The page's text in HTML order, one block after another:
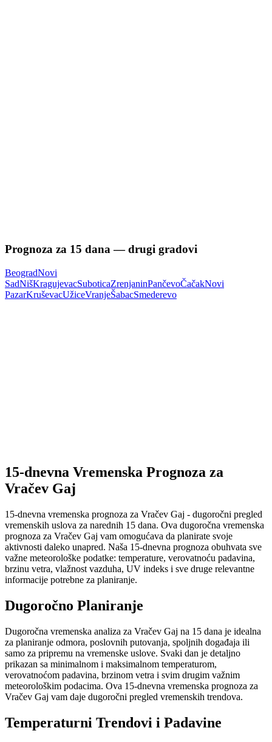
Prognoza za 15 dana — drugi gradovi
BeogradNovi
SadNišKragujevacSuboticaZrenjaninPančevoČačakNovi
PazarKruševacUžiceVranjeŠabacSmederevo
15-dnevna Vremenska Prognoza za
Vračev Gaj
15-dnevna vremenska prognoza za Vračev Gaj - dugoročni pregled
vremenskih uslova za narednih 15 dana. Ova dugoročna vremenska
prognoza za Vračev Gaj vam omogućava da planirate svoje
aktivnosti daleko unapred. Naša 15-dnevna prognoza obuhvata sve
važne meteorološke podatke: temperature, verovatnoću padavina,
brzinu vetra, vlažnost vazduha, UV indeks i sve druge relevantne
informacije potrebne za planiranje.
Dugoročno Planiranje
Dugoročna vremenska analiza za Vračev Gaj na 15 dana je idealna
za planiranje odmora, poslovnih putovanja, spoljnih događaja ili
samo za pripremu na vremenske uslove. Svaki dan je detaljno
prikazan sa minimalnom i maksimalnom temperaturom,
verovatnoćom padavina, brzinom vetra i svim drugim važnim
meteorološkim podacima. Ova 15-dnevna vremenska prognoza za
Vračev Gaj vam daje dugoročni pregled vremenskih trendova.
Temperaturni Trendovi i Padavine